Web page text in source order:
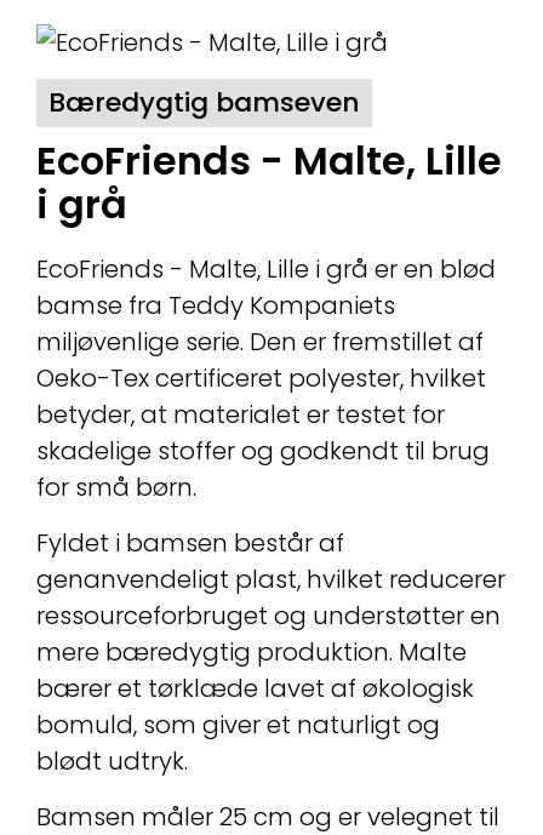
Bæredygtig bamseven
EcoFriends - Malte, Lille
i grå
EcoFriends - Malte, Lille i grå er en blød
bamse fra Teddy Kompaniets
miljøvenlige serie. Den er fremstillet af
Oeko-Tex certificeret polyester, hvilket
betyder, at materialet er testet for
skadelige stoffer og godkendt til brug
for små børn.
Fyldet i bamsen består af
genanvendeligt plast, hvilket reducerer
ressourceforbruget og understøtter en
mere bæredygtig produktion. Malte
bærer et tørklæde lavet af økologisk
bomuld, som giver et naturligt og
blødt udtryk.
Bamsen måler 25 cm og er velegnet til